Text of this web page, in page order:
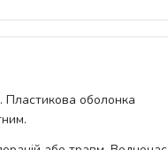
Пластикова оболонка